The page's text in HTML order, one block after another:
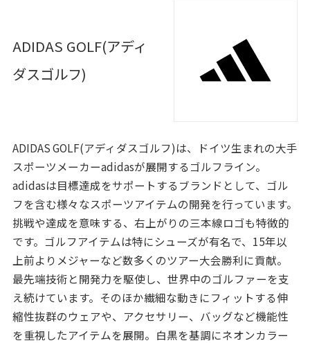
ADIDAS GOLF(アディ
ダスゴルフ)
ADIDAS GOLF(アディダスゴルフ)は、ドイツ生まれの大手
スポーツメーカーadidasが展開するゴルフライン。
adidasは目標達成をサポートするブランドとして、ゴル
フを含む様々なスポーツアイテムの開発を行っています。
挑戦や達成を意味する、右上がりの三本線ロゴも特徴的
です。ゴルフアイテムは特にシューズが有名で、15年以
上前よりメジャーなど数多くのツアー大会勝利に貢献。
最先端技術と開発力を駆使し、世界中のゴルファーを支
え続けています。そのほか繊細な動きにフィットする伸
縮性抜群のウェアや、アクセサリー、バッグなど機能性
を重視したアイテムを展開。白黒を基調にネオンカラー